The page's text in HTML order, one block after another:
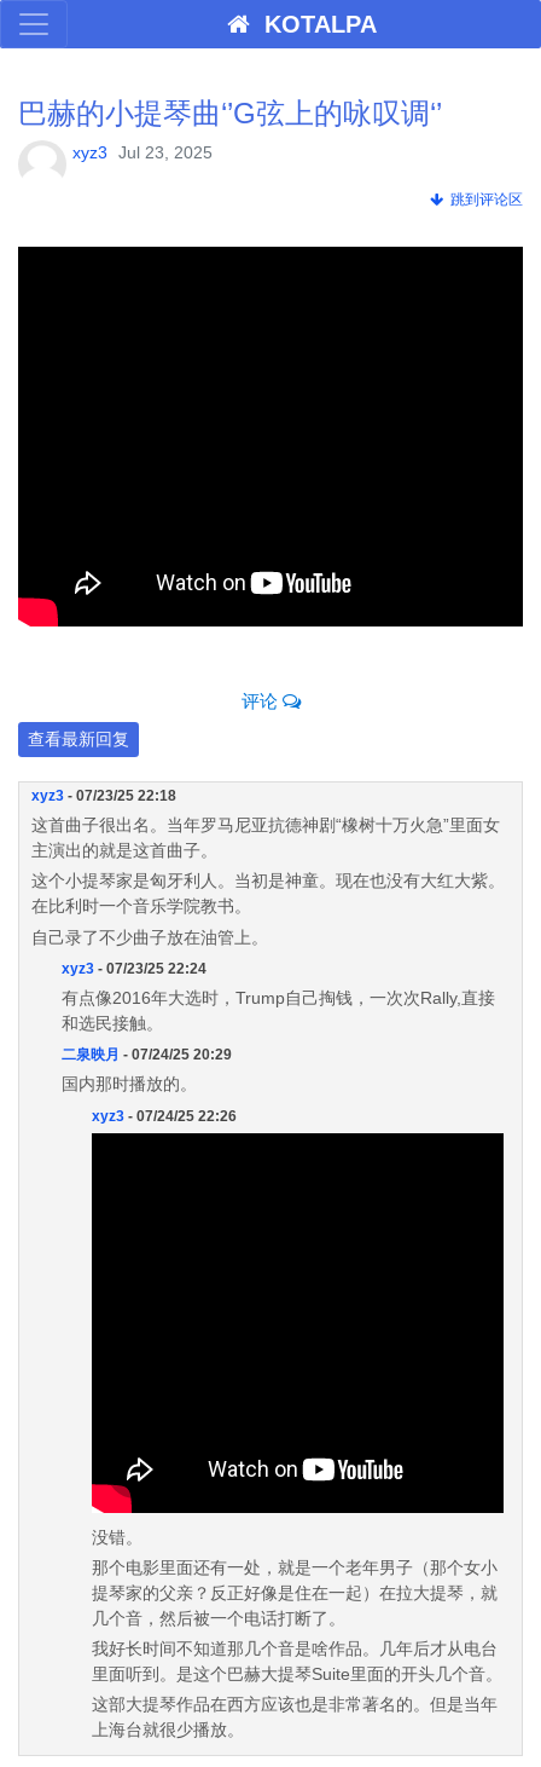
KOTALPA
巴赫的小提琴曲‘’G弦上的咏叹调‘’
xyz3 Jul 23, 2025
跳到评论区
评论
查看最新回复
xyz3 - 07/23/25 22:18
这首曲子很出名。当年罗马尼亚抗德神剧“橡树十万火急”里面女
主演出的就是这首曲子。
这个小提琴家是匈牙利人。当初是神童。现在也没有大红大紫。
在比利时一个音乐学院教书。
自己录了不少曲子放在油管上。
xyz3 - 07/23/25 22:24
有点像2016年大选时，Trump自己掏钱，一次次Rally,直接
和选民接触。
二泉映月 - 07/24/25 20:29
国内那时播放的。
xyz3 - 07/24/25 22:26
没错。
那个电影里面还有一处，就是一个老年男子（那个女小
提琴家的父亲？反正好像是住在一起）在拉大提琴，就
几个音，然后被一个电话打断了。
我好长时间不知道那几个音是啥作品。几年后才从电台
里面听到。是这个巴赫大提琴Suite里面的开头几个音。
这部大提琴作品在西方应该也是非常著名的。但是当年
上海台就很少播放。